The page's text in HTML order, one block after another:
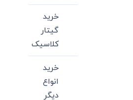
خرید
گیتار
کلاسیک
خرید
انواع
دیگر